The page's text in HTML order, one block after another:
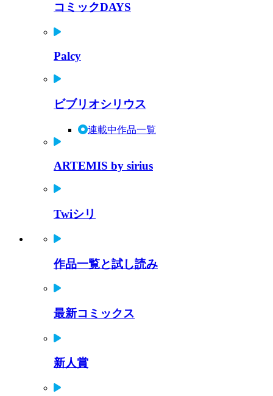
コミックDAYS
Palcy
ビブリオシリウス
連載中作品一覧
ARTEMIS by sirius
Twiシリ
作品一覧と試し読み
最新コミックス
新人賞